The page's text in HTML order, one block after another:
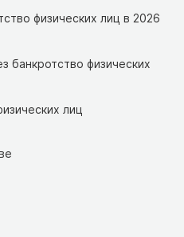
физических лиц в 2026
банкротство физических
лиц